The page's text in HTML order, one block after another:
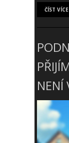
ČÍST VÍCE
NENÍ